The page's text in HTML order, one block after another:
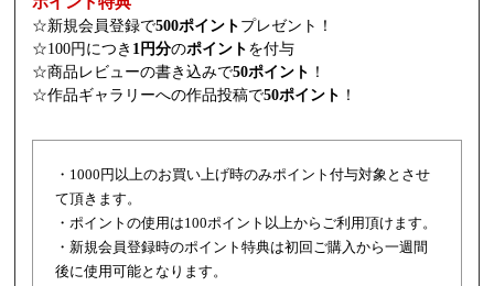
☆新規会員登録で500ポイント プレゼント！
☆100円につき 1円分のポイント を付与
☆商品レビューの書き込みで50ポイント ！
☆作品ギャラリーへの作品投稿で50ポイント ！
・1000円以上のお買い上げ時のみポイント付与対象とさせ
て頂きます。
・ポイントの使用は100ポイント以上からご利用頂けます。
・新規会員登録時のポイント特典は初回ご購入から一週間
後に使用可能となります。